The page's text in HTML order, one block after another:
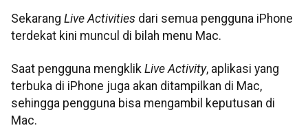
Sekarang Live Activities dari semua pengguna iPhone
terdekat kini muncul di bilah menu Mac.
Saat pengguna mengklik Live Activity, aplikasi yang
terbuka di iPhone juga akan ditampilkan di Mac,
sehingga pengguna bisa mengambil keputusan di
Mac.